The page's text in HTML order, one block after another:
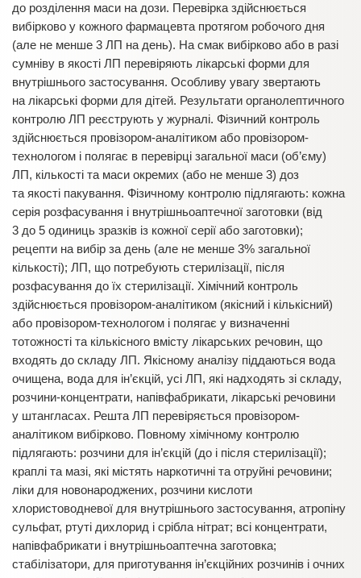
до розділення маси на дози. Перевірка здійснюється
вибірково у кожного фармацевта протягом робочого дня
(але не менше 3 ЛП на день). На смак вибірково або в разі
сумніву в якості ЛП перевіряють лікарські форми для
внутрішнього застосування. Особливу увагу звертають
на лікарські форми для дітей. Результати органолептичного
контролю ЛП реєструють у журналі. Фізичний контроль
здійснюється провізором-аналітиком або провізором-
технологом і полягає в перевірці загальної маси (об’єму)
ЛП, кількості та маси окремих (або не менше 3) доз
та якості пакування. Фізичному контролю підлягають: кожна
серія розфасування і внутрішньоаптечної заготовки (від
3 до 5 одиниць зразків із кожної серії або заготовки);
рецепти на вибір за день (але не менше 3% загальної
кількості); ЛП, що потребують стерилізації, після
розфасування до їх стерилізації. Хімічний контроль
здійснюється провізором-аналітиком (якісний і кількісний)
або провізором-технологом і полягає у визначенні
тотожності та кількісного вмісту лікарських речовин, що
входять до складу ЛП. Якісному аналізу піддаються вода
очищена, вода для ін’єкцій, усі ЛП, які надходять зі складу,
розчини-концентрати, напівфабрикати, лікарські речовини
у штангласах. Решта ЛП перевіряється провізором-
аналітиком вибірково. Повному хімічному контролю
підлягають: розчини для ін’єкцій (до і після стерилізації);
краплі та мазі, які містять наркотичні та отруйні речовини;
ліки для новонароджених, розчини кислоти
хлористоводневої для внутрішнього застосування, атропіну
сульфат, ртуті дихлорид і срібла нітрат; всі концентрати,
напівфабрикати і внутрішньоаптечна заготовка;
стабілізатори, для приготування ін’єкційних розчинів і очних